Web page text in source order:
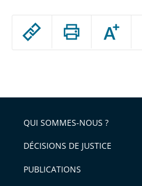
Passer
arriver
après
ou
l'article
pour
avant
QUI SOMMES-NOUS ?
DÉCISIONS DE JUSTICE
PUBLICATIONS